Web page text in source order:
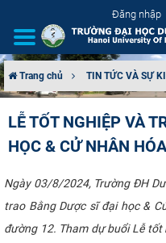
Đăng nhập
CƠ CẤU TỔ CHỨC
TUYỂN SINH
ĐÀO TẠO
Trang chủ TIN TỨC VÀ SỰ
LỄ TỐT NGHIỆP VÀ
HỌC & CỬ NHÂN
Ngày 03/8/2024, Trường ĐH
trao Bằng Dược sĩ đại học &
đường 12. Tham dự buổi Lễ tốt